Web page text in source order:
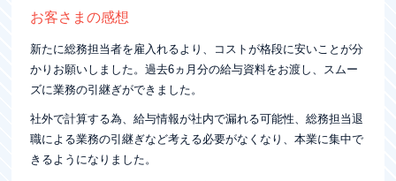
お客さまの感想
新たに総務担当者を雇入れるより、コストが格段に安いことが分
かりお願いしました。過去6ヵ月分の給与資料をお渡し、スムー
ズに業務の引継ぎができました。
社外で計算する為、給与情報が社内で漏れる可能性、総務担当退
職による業務の引継ぎなど考える必要がなくなり、本業に集中で
きるようになりました。